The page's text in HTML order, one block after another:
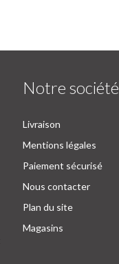
Notre société
Livraison
Mentions légales
Paiement sécurisé
Nous contacter
Plan du site
Magasins